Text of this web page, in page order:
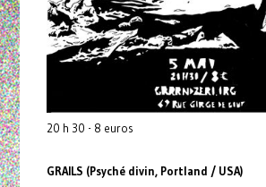
20 h 30 - 8 euros
GRAILS (Psyché divin, Portland / USA)